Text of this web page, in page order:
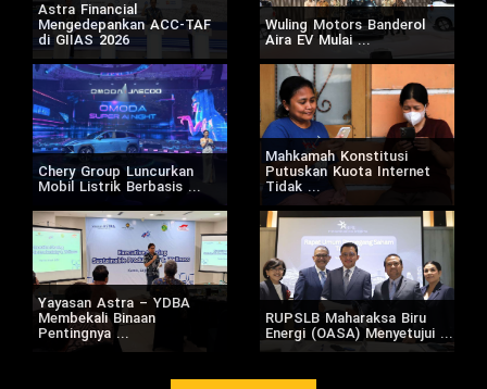
Astra Financial
Mengedepankan ACC-TAF
di GIIAS 2026
Wuling Motors Banderol
Aira EV Mulai ...
Chery Group Luncurkan
Mobil Listrik Berbasis ...
Mahkamah Konstitusi
Putuskan Kuota Internet
Tidak ...
Yayasan Astra – YDBA
Membekali Binaan
Pentingnya ...
RUPSLB Maharaksa Biru
Energi (OASA) Menyetujui ...